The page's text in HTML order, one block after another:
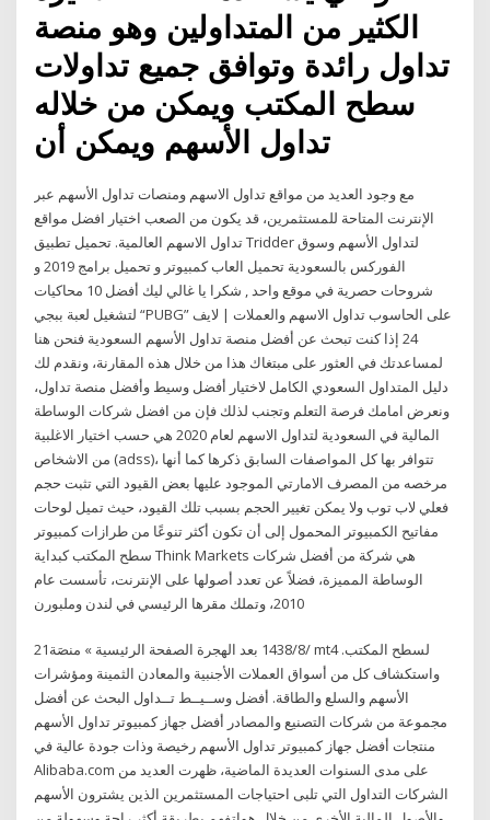
الكثير من المتداولين وهو منصة
تداول رائدة وتوافق جميع تداولات
سطح المكتب ويمكن من خلاله
تداول الأسهم ويمكن أن
مع وجود العديد من مواقع تداول الاسهم ومنصات تداول الأسهم عبر
الإنترنت المتاحة للمستثمرين، قد يكون من الصعب اختيار افضل مواقع
تداول الاسهم العالمية. تحميل تطبيق Tridder لتداول الأسهم وسوق
الفوركس بالسعودية تحميل العاب كمبيوتر و تحميل برامج 2019 و
شروحات حصرية في موقع واحد , شكرا يا غالي ليك أفضل 10 محاكيات
لتشغيل لعبة ببجي “PUBG” على الحاسوب تداول الاسهم والعملات | لايف
24 إذا كنت تبحث عن أفضل منصة تداول الأسهم السعودية فنحن هنا
لمساعدتك في العثور على مبتغاك هذا من خلال هذه المقارنة، ونقدم لك
دليل المتداول السعودي الكامل لاختيار أفضل وسيط وأفضل منصة تداول،
ونعرض امامك فرصة التعلم وتجنب لذلك فإن من افضل شركات الوساطة
المالية في السعودية لتداول الاسهم لعام 2020 هي حسب اختيار الاغلبية
من الاشخاص (adss)، تتوافر بها كل المواصفات السابق ذكرها كما أنها
مرخصه من المصرف الامارتي الموجود عليها بعض القيود التي تثبت حجم
فعلي لاب توب ولا يمكن تغيير الحجم بسبب تلك القيود، حيث تميل لوحات
مفاتيح الكمبيوتر المحمول إلى أن تكون أكثر تنوعًا من طرازات كمبيوتر
سطح المكتب كبداية Think Markets هي شركة من أفضل شركات
الوساطة المميزة، فضلاً عن تعدد أصولها على الإنترنت، تأسست عام
2010، وتملك مقرها الرئيسي في لندن وملبورن
21‏‏/8‏‏/1438 بعد الهجرة الصفحة الرئيسية » منصَة mt4 لسطح المكتب.
واستكشاف كل من أسواق العملات الأجنبية والمعادن الثمينة ومؤشرات
الأسهم والسلع والطاقة. أفضل وســيــط تــداول البحث عن أفضل
مجموعة من شركات التصنيع والمصادر أفضل جهاز كمبيوتر تداول الأسهم
منتجات أفضل جهاز كمبيوتر تداول الأسهم رخيصة وذات جودة عالية في
Alibaba.com على مدى السنوات العديدة الماضية، ظهرت العديد من
الشركات التداول التي تلبى احتياجات المستثمرين الذين يشترون الأسهم